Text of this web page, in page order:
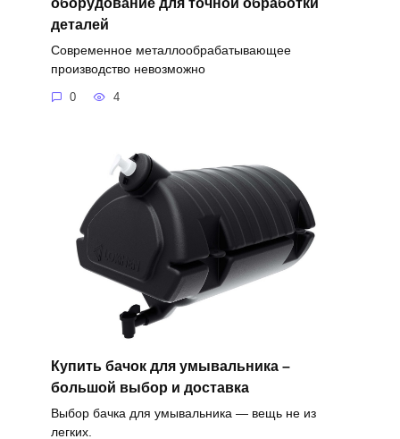
деталей
Современное металлообрабатывающее
производство невозможно
0 4
Купить бачок для умывальника –
большой выбор и доставка
Выбор бачка для умывальника — вещь не из
легких.